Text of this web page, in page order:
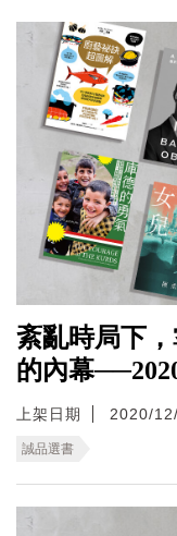
紊亂時局下
的內幕
上架日期 2020/
誠品選書